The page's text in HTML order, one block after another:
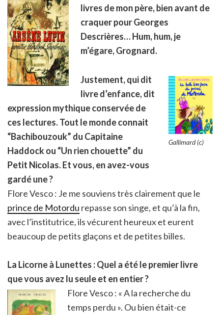
livres de mon père, bien avant de
craquer pour Georges
Descrières… Hum, hum, je
m’égare, Grognard.
Gallimard (c)
Justement, qui dit
livre d’enfance, dit
expression mythique conservée de
ces lectures. Tout le monde connait
“Bachibouzouk” du Capitaine
Haddock ou “Un rien chouette” du
Petit Nicolas. Et vous, en avez-vous
gardé une ?
Flore Vesco : Je me souviens très clairement que le
prince de Motordu repasse son singe, et qu’à la fin,
avec l’institutrice, ils vécurent heureux et eurent
beaucoup de petits glaçons et de petites billes.
La Licorne à Lunettes : Quel a été le premier livre
que vous avez lu seule et en entier ?
Flore Vesco : « A la recherche du
temps perdu ». Ou bien était-ce